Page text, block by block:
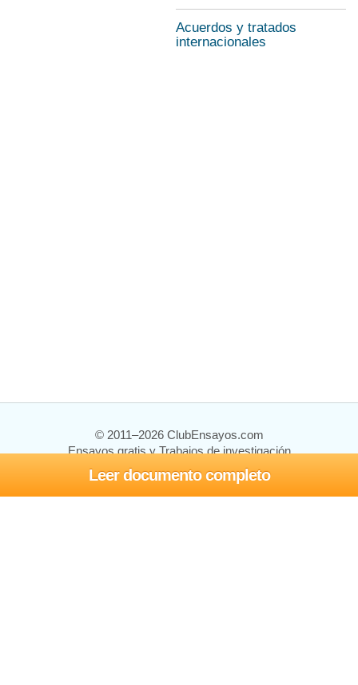
Leer documento completo
Acuerdos y tratados
internacionales
© 2011–2026 ClubEnsayos.com
Ensayos gratis y Trabajos de investigación